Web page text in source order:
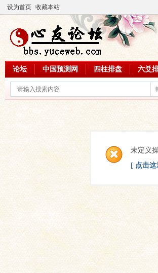
设为首页 收藏本站
论坛 中国预测网 四柱排盘 六爻
未定义
[ 点击